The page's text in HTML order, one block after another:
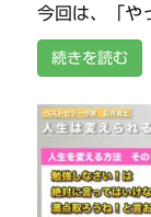
今回は、「や
続きを読む